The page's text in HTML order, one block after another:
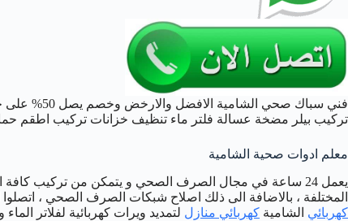
فني سباك
تركيب بيلر مضخة عسالة فلتر ماء تنظيف خزانات تركيب اطقم
معلم ادوات صحية الشامية
يعمل 24 ساعة في مجال الصرف الصحي و يتمكن من تركيب
المختلفة ، بالاضافة الى ذلك اصلاح شبكات الصرف الصحي ،
كهربائي الشامية كهربائي منازل لتمديد ويرات كهربائية لفلاتر